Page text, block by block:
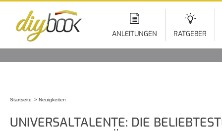
ANLEITUNGEN RATGEBER
Startseite Neuigkeiten
UNIVERSALTALENTE: DIE